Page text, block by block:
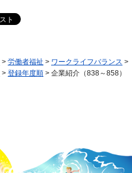
> 労働者福祉 > ワークライフバランス >
> 登録年度順 > 企業紹介（838～858）